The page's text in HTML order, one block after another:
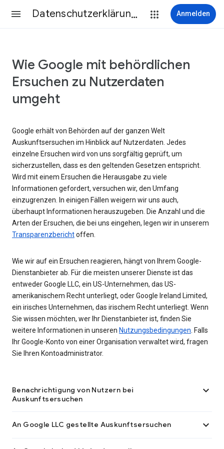
Datenschutzerklärung & Nutzungsbedingungen Anmelden
Wie Google mit behördlichen
Ersuchen zu Nutzerdaten
umgeht
Google erhält von Behörden auf der ganzen Welt
Auskunftsersuchen im Hinblick auf Nutzerdaten. Jedes
einzelne Ersuchen wird von uns sorgfältig geprüft, um
sicherzustellen, dass es den geltenden Gesetzen entspricht.
Wird mit einem Ersuchen die Herausgabe zu viele
Informationen gefordert, versuchen wir, den Umfang
einzugrenzen. In einigen Fällen weigern wir uns auch,
überhaupt Informationen herauszugeben. Die Anzahl und die
Arten der Ersuchen, die bei uns eingehen, legen wir in unserem
Transparenzberichtoffen.
Wie wir auf ein Ersuchen reagieren, hängt von Ihrem Google-
Dienstanbieter ab. Für die meisten unserer Dienste ist das
entweder Google LLC, ein US-Unternehmen, das US-
amerikanischem Recht unterliegt, oder Google Ireland Limited,
ein irisches Unternehmen, das irischem Recht unterliegt. Wenn
Sie wissen möchten, wer Ihr Dienstanbieter ist, finden Sie
weitere Informationen in unseren Nutzungsbedingungen . Falls
Ihr Google-Konto von einer Organisation verwaltet wird, fragen
Sie Ihren Kontoadministrator.
Benachrichtigung von Nutzern bei
Auskunftsersuchen

An Google LLC gestellte Auskunftsersuchen 